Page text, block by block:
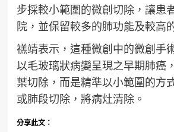
步採較小範圍的微創切除，讓患
院，並保留較多的肺功能及較高
禚靖表示，這種微創中的微創手
以毛玻璃狀病變呈現之早期肺癌
葉切除，而是精準以小範圍的方
或肺段切除，將病灶清除。
分享此文：